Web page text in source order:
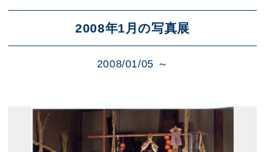
2008年1月の写真展
2008/01/05 ～
展示のお申し込み